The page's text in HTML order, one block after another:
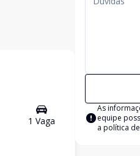
1 Vaga
As
equipe
a política